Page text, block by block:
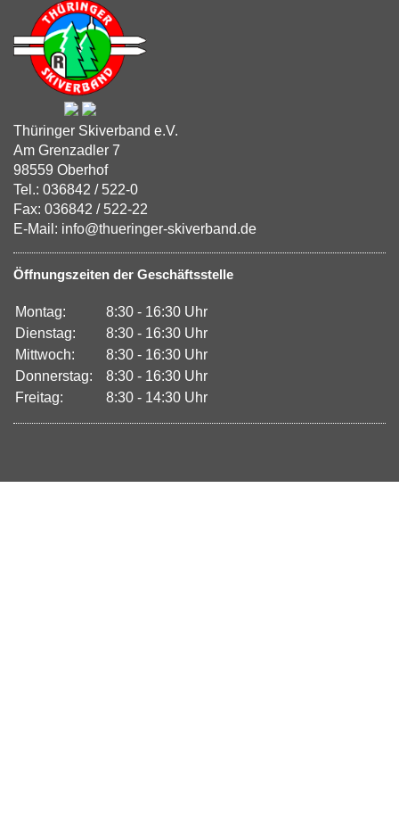
Thüringer Skiverband e.V.
Am Grenzadler 7
98559 Oberhof
Tel.: 036842 / 522-0
Fax: 036842 / 522-22
E-Mail: info@thueringer-skiverband.de
Öffnungszeiten der Geschäftsstelle
Montag:
8:30 - 16:30 Uhr
Dienstag:
8:30 - 16:30 Uhr
Mittwoch:
8:30 - 16:30 Uhr
Donnerstag:
8:30 - 16:30 Uhr
Freitag:
8:30 - 14:30 Uhr